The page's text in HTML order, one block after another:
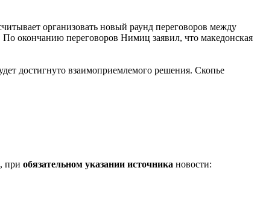
организовать новый раунд переговоров между
окончанию переговоров Нимиц заявил, что македонская
достигнуто взаимоприемлемого решения. Скопье
при обязательном указании источника новости: